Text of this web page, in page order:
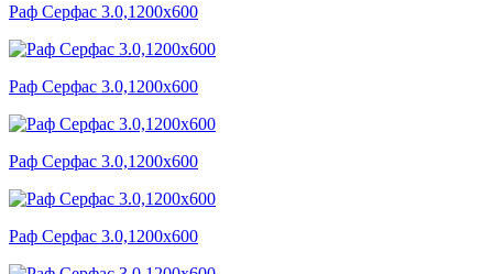
Раф Серфас 3.0,1200x600
Раф Серфас 3.0,1200x600
Раф Серфас 3.0,1200x600
Раф Серфас 3.0,1200x600